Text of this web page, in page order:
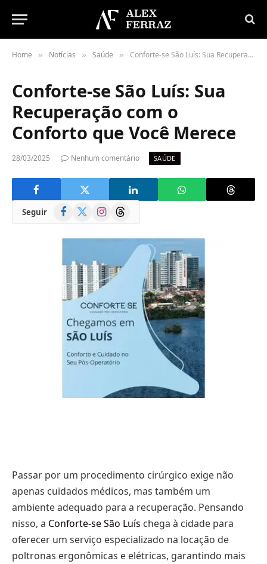
Home » Notícias » Saúde » Conforte-se São Luís: Sua Recuperação com o Conforto que Você Merece
Conforte-se São Luís: Sua
Recuperação com o
Conforto que Você Merece
28/03/2025 Nenhum comentário SAÚDE
Seguir Facebook
(Twitter)
InstagramThreads
Passar por um procedimento cirúrgico exige não
apenas cuidados médicos, mas também um
ambiente adequado para a recuperação. Pensando
nisso, a Conforte-se São Luís chega à cidade para
oferecer um serviço especializado na locação de
poltronas ergonômicas e elétricas, garantindo mais